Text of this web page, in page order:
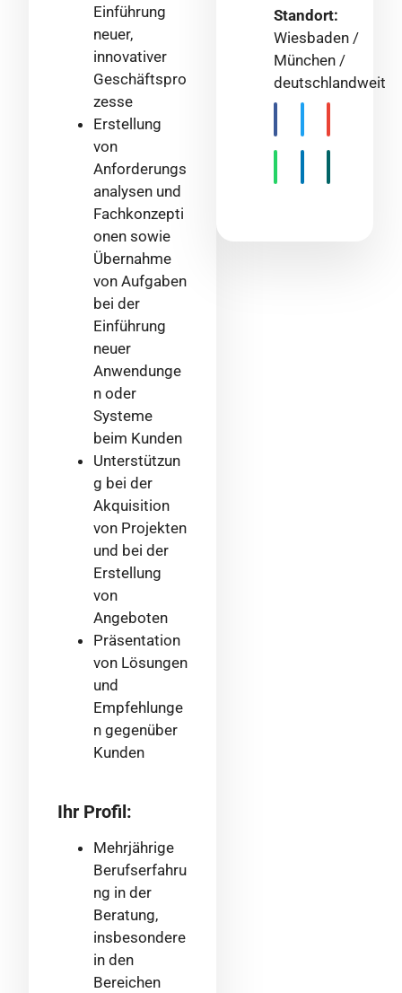
Einführung
neuer,
innovativer
Geschäftspro
zesse
Erstellung
von
Anforderungs
analysen und
Fachkonzepti
onen sowie
Übernahme
von Aufgaben
bei der
Einführung
neuer
Anwendunge
n oder
Systeme
beim Kunden
Unterstützun
g bei der
Akquisition
von Projekten
und bei der
Erstellung
von
Angeboten
Präsentation
von Lösungen
und
Empfehlunge
n gegenüber
Kunden
Ihr Profil:
Mehrjährige
Berufserfahru
ng in der
Beratung,
insbesondere
in den
Bereichen
Standort:
Wiesbaden /
München /
deutschlandweit